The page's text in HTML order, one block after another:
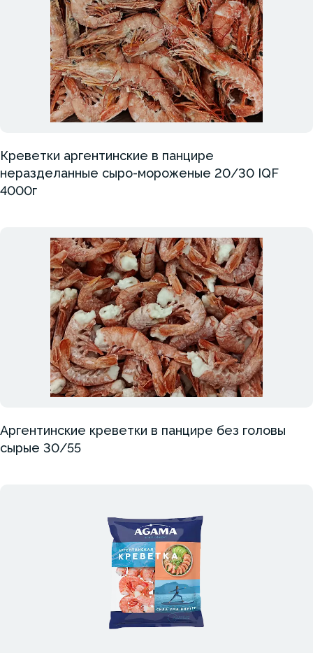
Креветки аргентинские в панцире
неразделанные сыро-мороженые 20/30 IQF
4000г
Аргентинские креветки в панцире без головы
сырые 30/55